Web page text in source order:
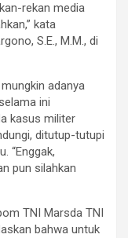
rekan media
kata
S.E., M.M., di
adanya
ini
kasus militer
ditutup-tutupi
“Enggak,
pun silahkan
TNI Marsda TNI
bahwa untuk